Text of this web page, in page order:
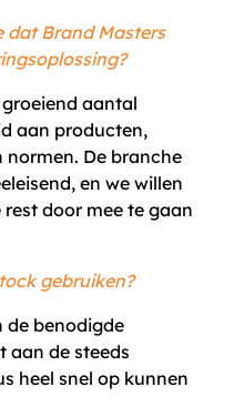
dat Brand Masters
aantal
aan producten,
De branche
en we willen
door mee te gaan
gebruiken?
de benodigde
aan de steeds
heel snel op kunnen